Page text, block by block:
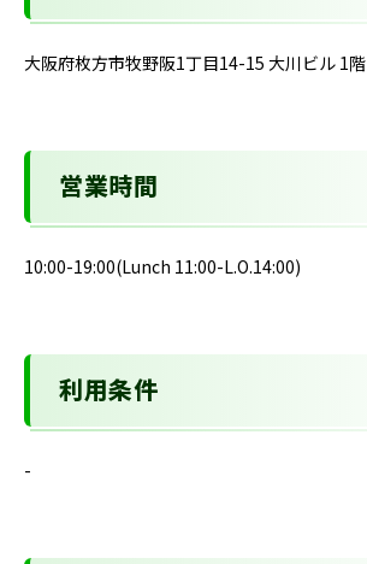
大阪府枚方市牧野阪1丁目14-15 大川ビル 1階
営業時間
10:00-19:00(Lunch 11:00-L.O.14:00)
利用条件
-